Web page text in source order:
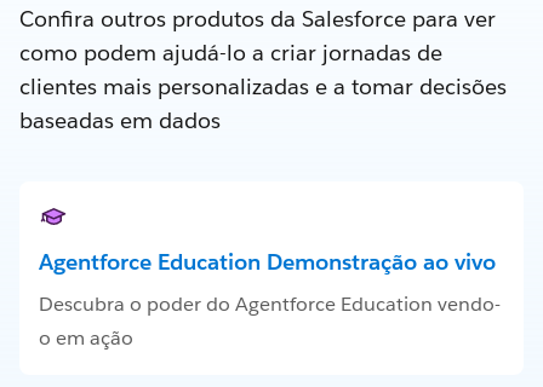
Confira outros produtos da Salesforce para ver
como podem ajudá-lo a criar jornadas de
clientes mais personalizadas e a tomar decisões
baseadas em dados
Agentforce Education Demonstração ao vivo
Descubra o poder do Agentforce Education vendo-
o em ação